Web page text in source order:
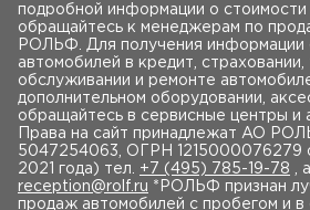
подробной информации о стоимости
обращайтесь к менеджерам по
РОЛЬФ. Для получения информации
автомобилей в кредит, страховании,
обслуживании и ремонте
дополнительном оборудовании,
обращайтесь в сервисные центры
Права на сайт принадлежат AO
5047254063, ОГРН 1215000076279
2021 года) тел. +7 (495) 785-19-78 ,
reception@rolf.ru *РОЛЬФ признан
продаж автомобилей с пробегом и в